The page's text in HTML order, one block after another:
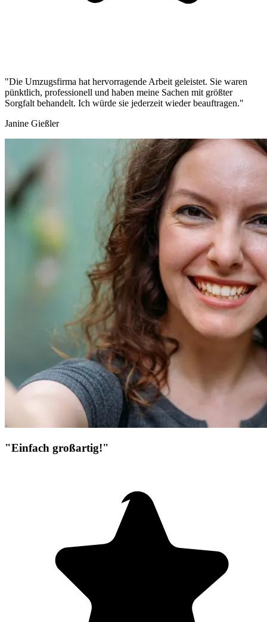
"Die Umzugsfirma hat hervorragende Arbeit geleistet. Sie waren
pünktlich, professionell und haben meine Sachen mit größter
Sorgfalt behandelt. Ich würde sie jederzeit wieder beauftragen."
Janine Gießler
"Einfach großartig!"